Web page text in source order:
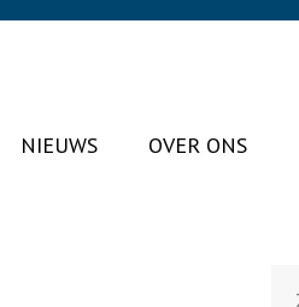
NIEUWS OVER ONS